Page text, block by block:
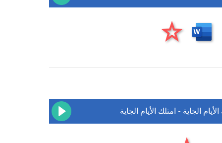
الجاية - امتلك الأيام الجاية